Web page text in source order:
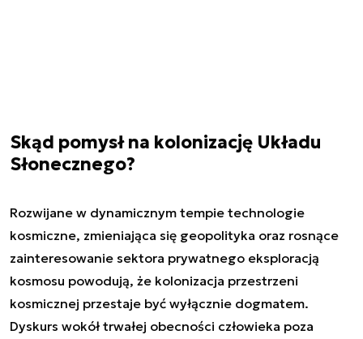
Skąd pomysł na kolonizację Układu
Słonecznego?
Rozwijane w dynamicznym tempie technologie
kosmiczne, zmieniająca się geopolityka oraz rosnące
zainteresowanie sektora prywatnego eksploracją
kosmosu powodują, że kolonizacja przestrzeni
kosmicznej przestaje być wyłącznie dogmatem.
Dyskurs wokół trwałej obecności człowieka poza